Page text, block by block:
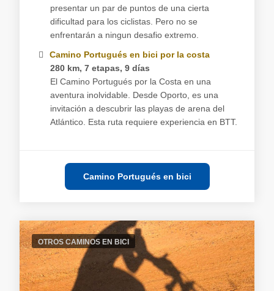
presentar un par de puntos de una cierta
dificultad para los ciclistas. Pero no se
enfrentarán a ningun desafio extremo.
Camino Portugués en bici por la costa
280 km, 7 etapas, 9 días
El Camino Portugués por la Costa en una
aventura inolvidable. Desde Oporto, es una
invitación a descubrir las playas de arena del
Atlántico. Esta ruta requiere experiencia en BTT.
Camino Portugués en bici
OTROS CAMINOS EN BICI